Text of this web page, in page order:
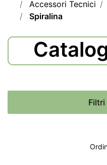
Accessori Tecnici
Spiralina